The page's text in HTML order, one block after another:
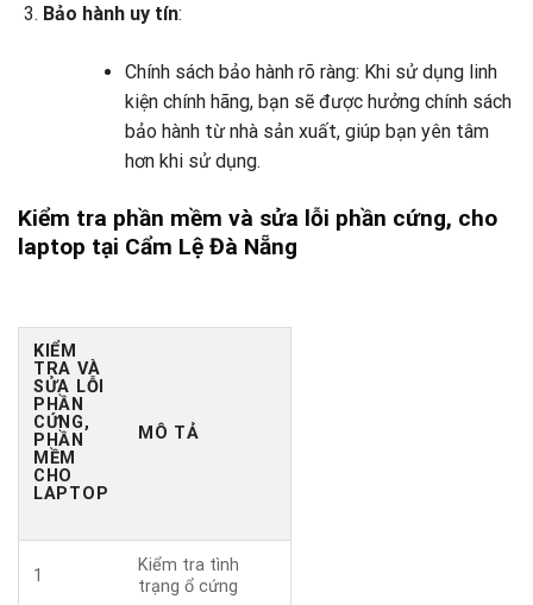
Bảo hành uy tín:
Chính sách bảo hành rõ ràng: Khi sử dụng linh
kiện chính hãng, bạn sẽ được hưởng chính sách
bảo hành từ nhà sản xuất, giúp bạn yên tâm
hơn khi sử dụng.
Kiểm tra phần mềm và sửa lỗi phần cứng, cho
laptop tại Cẩm Lệ Đà Nẵng
KIỂM
TRA VÀ
SỬA LỖI
PHẦN
CỨNG,
PHẦN
MỀM
CHO
LAPTOP
MÔ TẢ
1
Kiểm tra tình
trạng ổ cứng